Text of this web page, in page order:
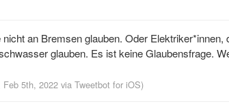
an Bremsen glauben. Oder Elektriker*innen,
glauben. Es ist keine Glaubensfrage.
Feb 5th, 2022 via Tweetbot for iΟS)